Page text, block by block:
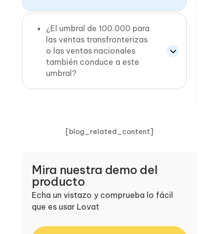
¿El umbral de 100.000 para
las ventas transfronterizas
o las ventas nacionales
también conduce a este
umbral?
[blog_related_content]
Mira nuestra demo del
producto
Echa un vistazo y comprueba lo fácil
que es usar Lovat